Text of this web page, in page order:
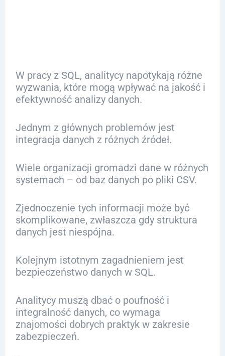
W pracy z SQL, analitycy napotykają różne
wyzwania, które mogą wpływać na jakość i
efektywność analizy danych.
Jednym z głównych problemów jest
integracja danych z różnych źródeł.
Wiele organizacji gromadzi dane w różnych
systemach – od baz danych po pliki CSV.
Zjednoczenie tych informacji może być
skomplikowane, zwłaszcza gdy struktura
danych jest niespójna.
Kolejnym istotnym zagadnieniem jest
bezpieczeństwo danych w SQL.
Analitycy muszą dbać o poufność i
integralność danych, co wymaga
znajomości dobrych praktyk w zakresie
zabezpieczeń.